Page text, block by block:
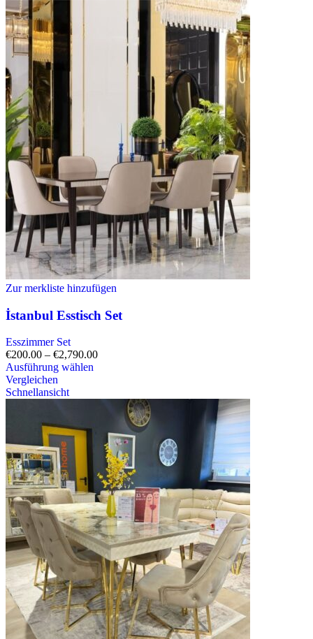
Zur merkliste hinzufügen
İstanbul Esstisch Set
Esszimmer Set
€200.00 – €2,790.00
Ausführung wählen
Vergleichen
Schnellansicht